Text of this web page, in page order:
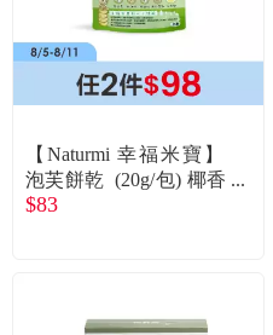
【Naturmi 幸福米寶】
泡芙餅乾 (20g/包) 椰香
胡蘿蔔
$83